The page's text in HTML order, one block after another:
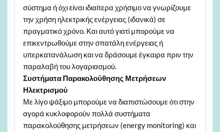
σύστημα ή όχι είναι ιδιαίτερα χρήσιμο να γνωρίζουμε
την χρήση ηλεκτρικής ενέργειας (ιδανικά) σε
πραγματικό χρόνο. Και αυτό γιατί μπορούμε να
επικεντρωθούμε στην σπατάλη ενέργειας ή
υπερκατανάλωση και να δράσουμε έγκαιρα πριν την
παραλαβή του λογαριασμού.
Συστήματα Παρακολούθησης Μετρήσεων
Ηλεκτρισμού
Με λίγο ψάξιμο μπορούμε να διαπιστώσουμε ότι στην
αγορά κυκλοφορούν πολλά συστήματα
παρακολούθησης μετρήσεων (energy monitoring) και